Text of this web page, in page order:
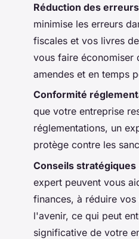
Réduction des erreurs
minimise les erreurs
fiscales et vos livres
vous faire économiser
amendes et en temps
Conformité
que votre entreprise
réglementations, un
protège contre les
Conseils stratégiques
expert peuvent vous
finances, à réduire
l'avenir, ce qui peut
significative de votre